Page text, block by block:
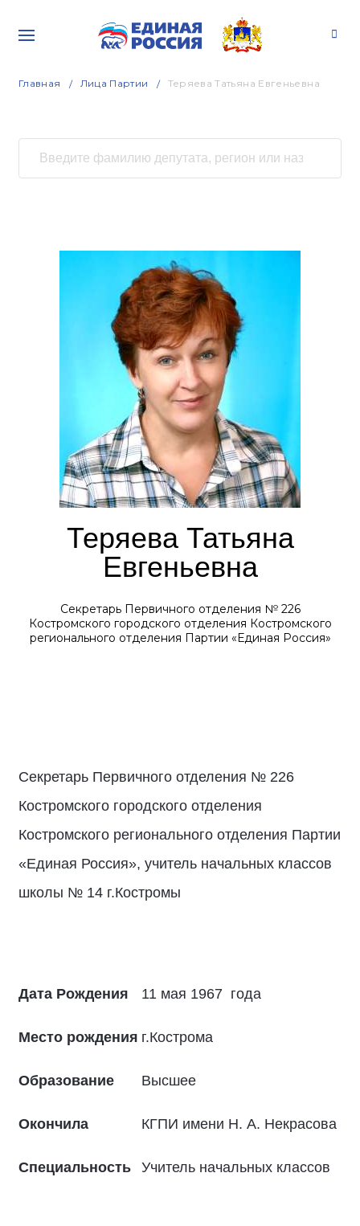
Главная Лица Партии Теряева Татьяна Евгеньевна
Теряева Татьяна
Евгеньевна
Секретарь Первичного отделения № 226
Костромского городского отделения Костромского
регионального отделения Партии «Единая Россия»
Секретарь Первичного отделения № 226
Костромского городского отделения
Костромского регионального отделения Партии
«Единая Россия», учитель начальных классов
школы № 14 г.Костромы
Дата Рождения 11 мая 1967 года
Место рождения г.Кострома
Образование Высшее
Окончила КГПИ имени Н. А. Некрасова
Специальность Учитель начальных классов